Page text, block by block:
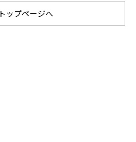
トップページへ